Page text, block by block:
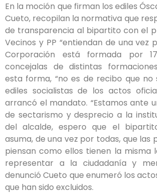
En la moción que firman los ediles
Cueto, recopilan la normativa que
de transparencia al bipartito con el
Vecinos y PP “entiendan de una vez
Corporación está formada por
concejalas de distintas
esta forma, “no es de recibo que no
ediles socialistas de los actos
arrancó el mandato. “Estamos ante
de sectarismo y desprecio a la
del alcalde, espero que el
asuma, de una vez por todas, que las
piensan como ellos tienen la misma
representar a la ciudadanía y
denunció Cueto que enumeró los
que han sido excluidos.